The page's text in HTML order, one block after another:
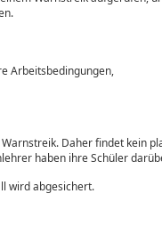
Arbeitsbedingungen,
Daher findet kein
haben ihre Schüler
wird abgesichert.